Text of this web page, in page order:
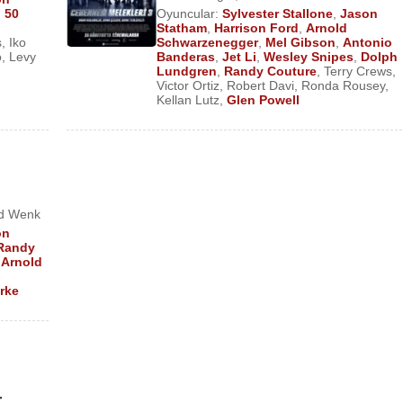
Filmi)
Simmons) – (TV Filmi)
Massacre
Filmi)
50
Iko
Levy
Oyuncular: Sylvester Stallone, Jason
Statham, Harrison Ford Arnold
Schwarzenegger, Mel Gibson Antonio
Banderas, Jet Li Wesley Snipes, Dolph
Lundgren
Randy Couture, Terry Crews,
Victor Ortiz, Robert Davi, Ronda Rousey,
Kellan Lutz, Glen Powell
Wenk
Arnold